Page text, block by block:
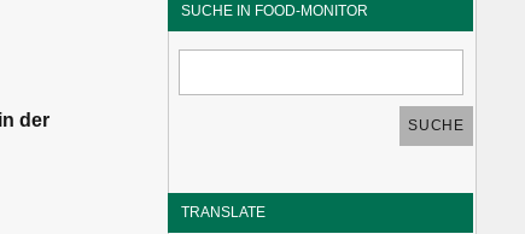
der
SUCHE IN FOOD-MONITOR
TRANSLATE